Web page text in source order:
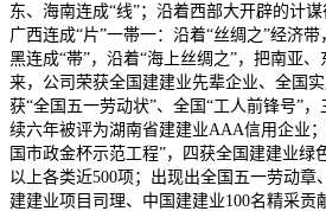
东、海南连成“线”；沿着西部大开辟的计
广西连成“片”一帯一：沿着“丝绸之”经济
黑连成“帯”，沿着“海上丝绸之”，把南亚
来，公司荣获全国建建业先辈企业、全国
获“全国五一劳动状”、全国“工人前锋号”
续六年被评为湖南省建建业AAA信用企业
国市政金杯示范工程”，四获全国建建业绿
以上各类近500项；出现出全国五一劳动章
建建业项目司理、中国建建业100名精采贡